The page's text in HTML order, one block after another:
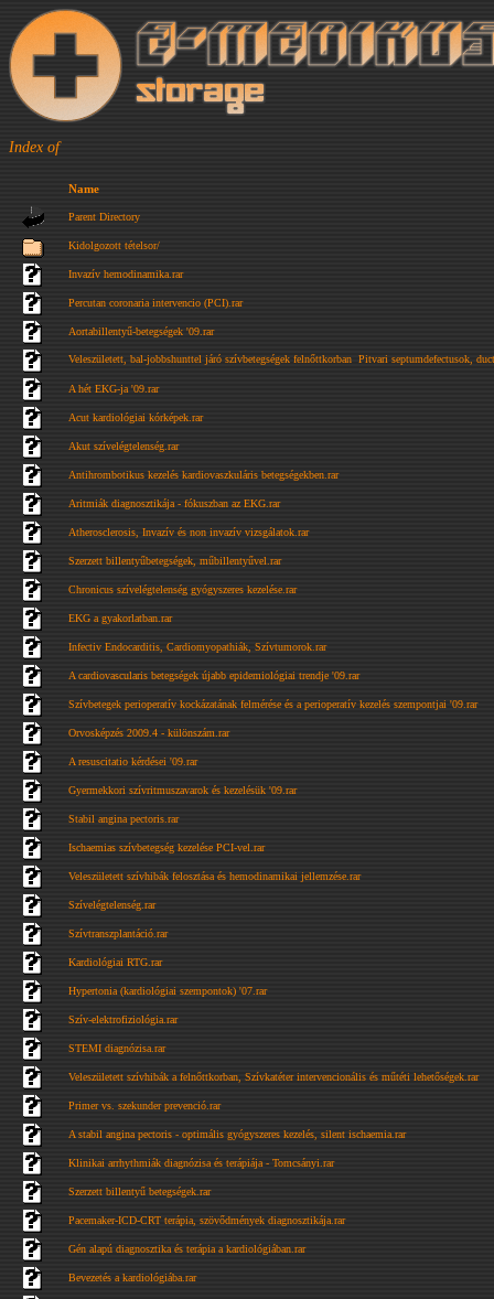
Index of
Name
Parent Directory
Kidolgozott tételsor/
Invazív hemodinamika.rar
Percutan coronaria intervencio (PCI).rar
Aortabillentyű-betegségek '09.rar
Veleszületett, bal-jobbshunttel járó szívbetegségek felnőttkorban  Pitvari septumdefectusok,
A hét EKG-ja '09.rar
Acut kardiológiai kórképek.rar
Akut szívelégtelenség.rar
Antihrombotikus kezelés kardiovaszkuláris betegségekben.rar
Aritmiák diagnosztikája - fókuszban az EKG.rar
Atherosclerosis, Invazív és non invazív vizsgálatok.rar
Szerzett billentyűbetegségek, műbillentyűvel.rar
Chronicus szívelégtelenség gyógyszeres kezelése.rar
EKG a gyakorlatban.rar
Infectiv Endocarditis, Cardiomyopathiák, Szívtumorok.rar
A cardiovascularis betegségek újabb epidemiológiai trendje '09.rar
Szívbetegek perioperatív kockázatának felmérése és a perioperatív kezelés szempontjai '09.rar
Orvosképzés 2009.4 - különszám.rar
A resuscitatio kérdései '09.rar
Gyermekkori szívritmuszavarok és kezelésük '09.rar
Stabil angina pectoris.rar
Ischaemias szívbetegség kezelése PCI-vel.rar
Veleszületett szívhibák felosztása és hemodinamikai jellemzése.rar
Szívelégtelenség.rar
Szívtranszplantáció.rar
Kardiológiai RTG.rar
Hypertonia (kardiológiai szempontok) '07.rar
Szív-elektrofiziológia.rar
STEMI diagnózisa.rar
Veleszületett szívhibák a felnőttkorban, Szívkatéter intervencionális és műtéti lehetőségek.rar
Primer vs. szekunder prevenció.rar
A stabil angina pectoris - optimális gyógyszeres kezelés, silent ischaemia.rar
Klinikai arrhythmiák diagnózisa és terápiája - Tomcsányi.rar
Szerzett billentyű betegségek.rar
Pacemaker-ICD-CRT terápia, szövődmények diagnosztikája.rar
Gén alapú diagnosztika és terápia a kardiológiában.rar
Bevezetés a kardiológiába.rar